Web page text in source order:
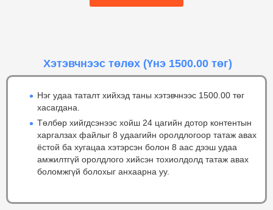
Хэтэвчнээс төлөх (Үнэ 1500.00 төг)
Нэг удаа таталт хийхэд таны хэтэвчнээс 1500.00 төг
хасагдана.
Төлбөр хийгдсэнээс хойш 24 цагийн дотор контентын
харгалзах файлыг 8 удаагийн оролдлогоор татаж авах
ёстой ба хугацаа хэтэрсэн болон 8 аас дээш удаа
амжилтгүй оролдлого хийсэн тохиолдолд татаж авах
боломжгүй болохыг анхаарна уу.